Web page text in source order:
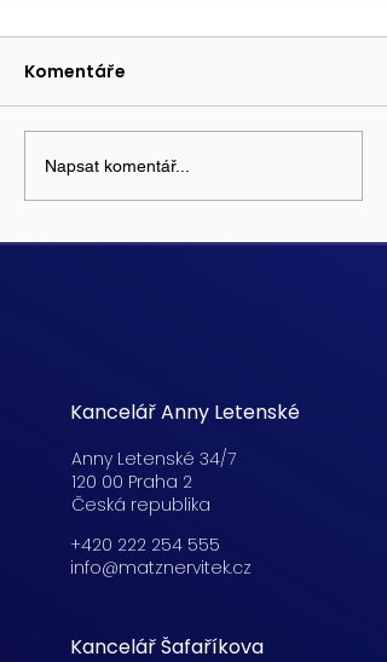
Komentáře
Napsat komentář...
Kancelář Anny Letenské
Anny Letenské 34/7
120 00 Praha 2
Česká republika
+420 222 254 555
info@matznervitek.cz
Kancelář Šafaříkova